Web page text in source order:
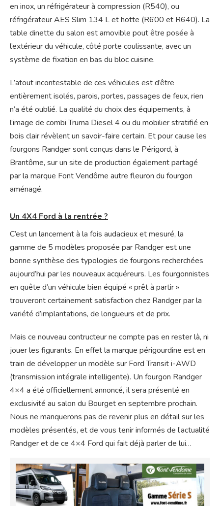
en inox, un réfrigérateur à compression (R540), ou
réfrigérateur AES Slim 134 L et hotte (R600 et R640). La
table dinette du salon est amovible pout être posée à
l’extérieur du véhicule, côté porte coulissante, avec un
système de fixation en bas du bloc cuisine.
L’atout incontestable de ces véhicules est d’être
entièrement isolés, parois, portes, passages de feux, rien
n’a été oublié. La qualité du choix des équipements, à
l’image de combi Truma Diesel 4 ou du mobilier stratifié en
bois clair révèlent un savoir-faire certain. Et pour cause les
fourgons Randger sont conçus dans le Périgord, à
Brantôme, sur un site de production également partagé
par la marque Font Vendôme autre fleuron du fourgon
aménagé.
Un 4X4 Ford à la rentrée ?
C’est un lancement à la fois audacieux et mesuré, la
gamme de 5 modèles proposée par Randger est une
bonne synthèse des typologies de fourgons recherchées
aujourd’hui par les nouveaux acquéreurs. Les fourgonnistes
en quête d’un véhicule bien équipé « prêt à partir »
trouveront certainement satisfaction chez Randger par la
variété d’implantations, de longueurs et de prix.
Mais ce nouveau contructeur ne compte pas en rester là, ni
jouer les figurants. En effet la marque périgourdine est en
train de développer un modèle sur Ford Transit i-AWD
(transmission intégrale intelligente). Un fourgon Randger
4×4 a été officiellement annoncé, il sera présenté en
exclusivité au salon du Bourget en septembre prochain.
Nous ne manquerons pas de revenir plus en détail sur les
modèles présentés, et de vous tenir informés de l’actualité
Randger et de ce 4×4 Ford qui fait déjà parler de lui…